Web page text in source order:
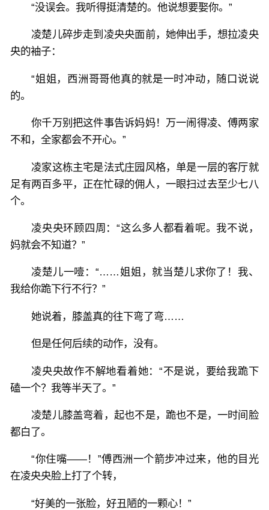
“没误会。我听得挺清楚的。他说想要娶你。”
凌楚儿碎步走到凌央央面前，她伸出手，想拉凌央
央的袖子：
“姐姐，西洲哥哥他真的就是一时冲动，随口说说
的。
你千万别把这件事告诉妈妈！万一闹得凌、傅两家
不和，全家都会不开心。”
凌家这栋主宅是法式庄园风格，单是一层的客厅就
足有两百多平，正在忙碌的佣人，一眼扫过去至少七八
个。
凌央央环顾四周：“这么多人都看着呢。我不说，
妈就会不知道？”
凌楚儿一噎：“……姐姐，就当楚儿求你了！我、
我给你跪下行不行？”
她说着，膝盖真的往下弯了弯……
但是任何后续的动作，没有。
凌央央故作不解地看着她：“不是说，要给我跪下
磕一个？我等半天了。”
凌楚儿膝盖弯着，起也不是，跪也不是，一时间脸
都白了。
“你住嘴——！”傅西洲一个箭步冲过来，他的目光
在凌央央脸上打了个转，
“好美的一张脸，好丑陋的一颗心！”